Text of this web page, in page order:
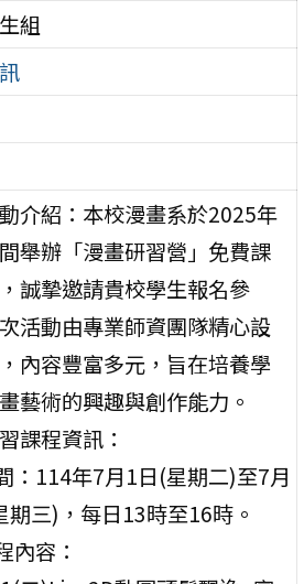
組
介紹：本校漫畫系於2025年
舉辦「漫畫研習營」免費課
誠摯邀請貴校學生報名參
活動由專業師資團隊精心設
內容豐富多元，旨在培養學
藝術的興趣與創作能力。
課程資訊：
：114年7月1日(星期二)至7月
期三)，每日13時至16時。
內容：